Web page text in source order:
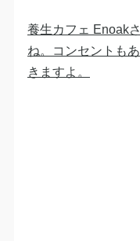
養生カフェ Enoak
ね。コンセントも
きますよ。